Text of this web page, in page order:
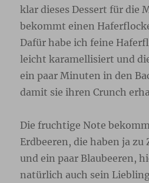
klar dieses Dessert für die
bekommt einen
Dafür habe ich feine
leicht karamellisiert und
ein paar Minuten in den
damit sie ihren Crunch
Die fruchtige Note
Erdbeeren, die haben ja zu
und ein paar Blaubeeren,
natürlich auch sein